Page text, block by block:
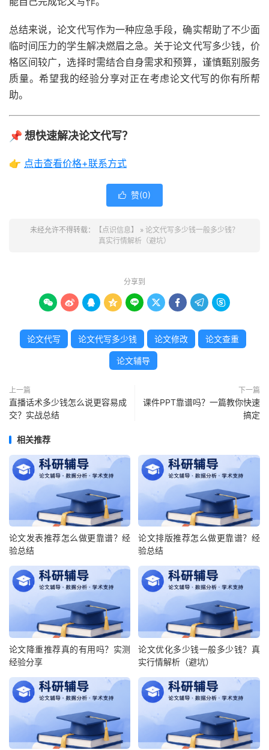
总结来说，论文代写作为一种应急手段，确实帮助了不少面
临时间压力的学生解决燃眉之急。关于论文代写多少钱，价
格区间较广，选择时需结合自身需求和预算，谨慎甄别服务
质量。希望我的经验分享对正在考虑论文代写的你有所帮
助。
📌 想快速解决论文代写？
👉 点击查看价格+联系方式
 赞(0)
未经允许不得转载： 【点识信息】 » 论文代写多少钱一般多少钱？
真实行情解析（避坑）
分享到
        
论文代写 论文代写多少钱 论文修改 论文查重
论文辅导
上一篇
直播话术多少钱怎么说更容易成
交？实战总结
下一篇
课件PPT靠谱吗？一篇教你快速
搞定
相关推荐
论文发表推荐怎么做更靠谱？经
验总结
论文排版推荐怎么做更靠谱？经
验总结
论文降重推荐真的有用吗？实测
经验分享
论文优化多少钱一般多少钱？真
实行情解析（避坑）